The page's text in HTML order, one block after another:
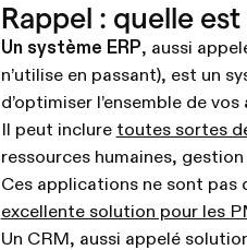
Rappel : quelle
Un système ERP, aussi
n’utilise en passant), est un
d’optimiser l’ensemble de
Il peut inclure toutes sortes
ressources humaines,
Ces applications ne sont pas
excellente solution pour les
Un CRM, aussi appelé